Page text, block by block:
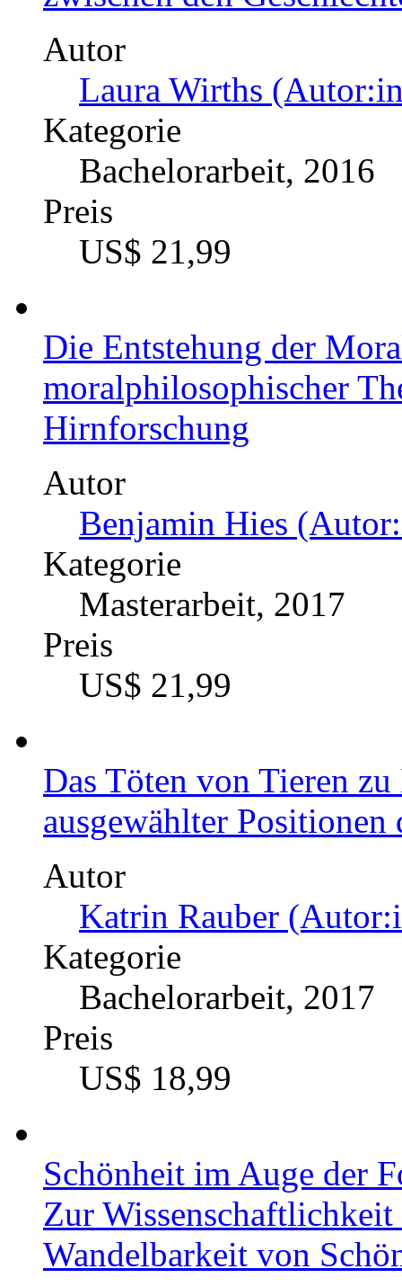
Autor
Bernd Klyne
Kategorie
Examensarbeit, 1980
Preis
US$ 34,99
Gerechtigkeitstheorien
Nancy Fraser und Axel
zwischen den
Autor
Laura Wirths
Kategorie
Bachelorarbeit, 2016
Preis
Die Entstehung der
moralphilosophischer
Hirnforschung
Autor
Benjamin Hies
Masterarbeit, 2017
Preis
US$ 21,99